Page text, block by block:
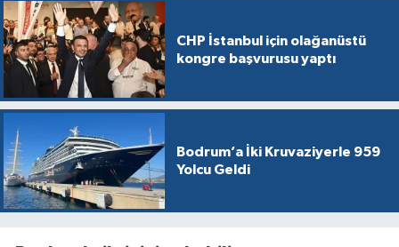
CHP İstanbul için olağanüstü
kongre başvurusu yaptı
Bodrum’a İki Kruvaziyerle 959
Yolcu Geldi